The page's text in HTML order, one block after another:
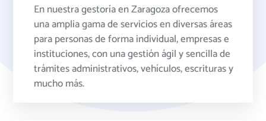
En nuestra gestoría en Zaragoza ofrecemos
una amplia gama de servicios en diversas áreas
para personas de forma individual, empresas e
instituciones, con una gestión ágil y sencilla de
trámites administrativos, vehículos, escrituras y
mucho más.